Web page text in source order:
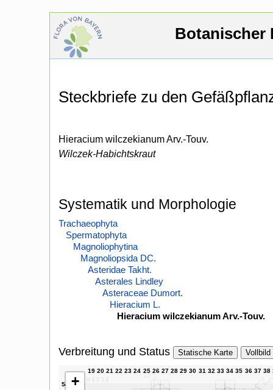
Botanischer
Steckbriefe zu den
Hieracium wilczekianum Arv.-Touv.
Wilczek-Habichtskraut
Systematik und Morphologie
Trachaeophyta
Spermatophyta
Magnoliophytina
Magnoliopsida DC.
Asteridae Takht.
Asterales Lindley
Asteraceae Dumort.
Hieracium L.
Hieracium wilczekianum Arv.-Touv.
Verbreitung und Status Statische Karte Vollbild
+